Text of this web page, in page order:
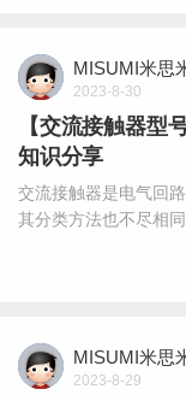
MISUMI米思
2023-8-30
【交流接触器型
知识分享
交流接触器是电气回
其分类方法也不尽相同
MISUMI米思
2023-8-29